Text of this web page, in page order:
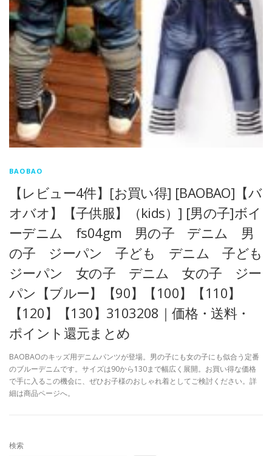
BAOBAO
【レビュー4件】[お買い得] [BAOBAO]【バ
オバオ】【子供服】（kids）] [男の子]ボイ
ーデニム fs04gm 男の子 デニム 男
の子 ジーパン 子ども デニム 子ども
ジーパン 女の子 デニム 女の子 ジー
パン【ブルー】【90】【100】【110】
【120】【130】3103208｜価格・送料・
ポイント還元まとめ
BAOBAOのキッズ用デニムパンツが登場。男の子にも女の子にも似合う定番
のブルーデニムです。サイズは90から130まで幅広く展開。お買い得な価格
で手に入るこの機会に、ぜひお子様のおしゃれ着としてご検討ください。詳
細は商品ページへ。
検索